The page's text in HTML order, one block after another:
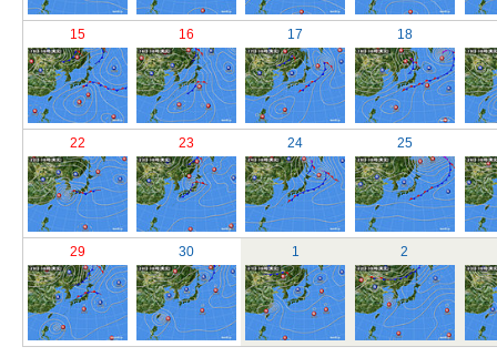
15 16 17 18
22 23 24 25
29 30 1 2